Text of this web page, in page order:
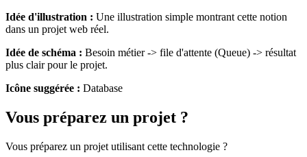
Idée d'illustration : Une illustration simple montrant cette notion
dans un projet web réel.
Idée de schéma : Besoin métier -> file d'attente (Queue) -> résultat
plus clair pour le projet.
Icône suggérée : Database
Vous préparez un projet ?
Vous préparez un projet utilisant cette technologie ?